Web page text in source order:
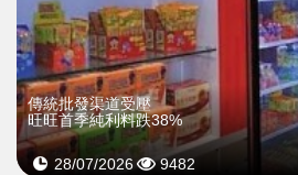
傳統批發渠道受壓
旺旺首季純利料跌38%
28/07/2026 9482